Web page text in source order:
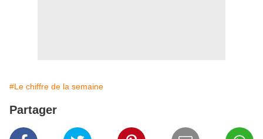
#Le chiffre de la semaine
Partager